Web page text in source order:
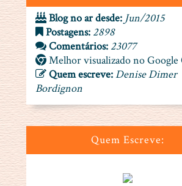
Blog no ar desde: Jun/2015
Postagens: 2898
Comentários: 23077
Melhor visualizado no Google
Quem escreve:Denise Dimer
Bordignon
Quem Escreve: